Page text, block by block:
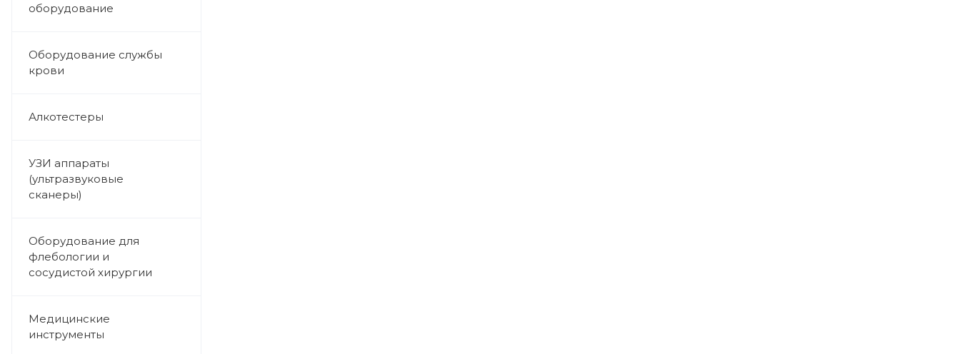
оборудование
Оборудование службы
крови
Алкотестеры
УЗИ аппараты
(ультразвуковые
сканеры)
Оборудование для
флебологии и
сосудистой хирургии
Медицинские
инструменты